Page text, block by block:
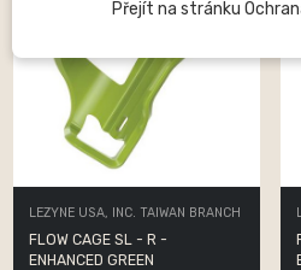
LEZYNE USA, INC. TAIWAN BRANCH
FLOW CAGE SL - R -
ENHANCED GREEN
Přejít na stránku